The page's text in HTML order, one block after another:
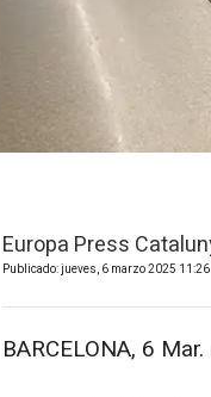
Europa Press
Publicado: jueves, 6 marzo 2025 11:26
BARCELONA, 6